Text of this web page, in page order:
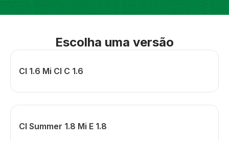
Escolha uma versão
Cl 1.6 Mi Cl C 1.6
Cl Summer 1.8 Mi E 1.8